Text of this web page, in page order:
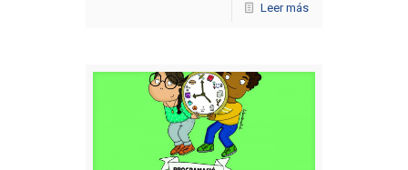
Leer más